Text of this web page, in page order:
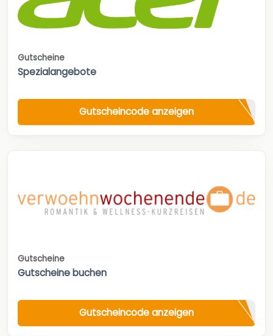
Gutscheine
Spezialangebote
Gutscheincode anzeigen
Gutscheine
Gutscheine buchen
Gutscheincode anzeigen